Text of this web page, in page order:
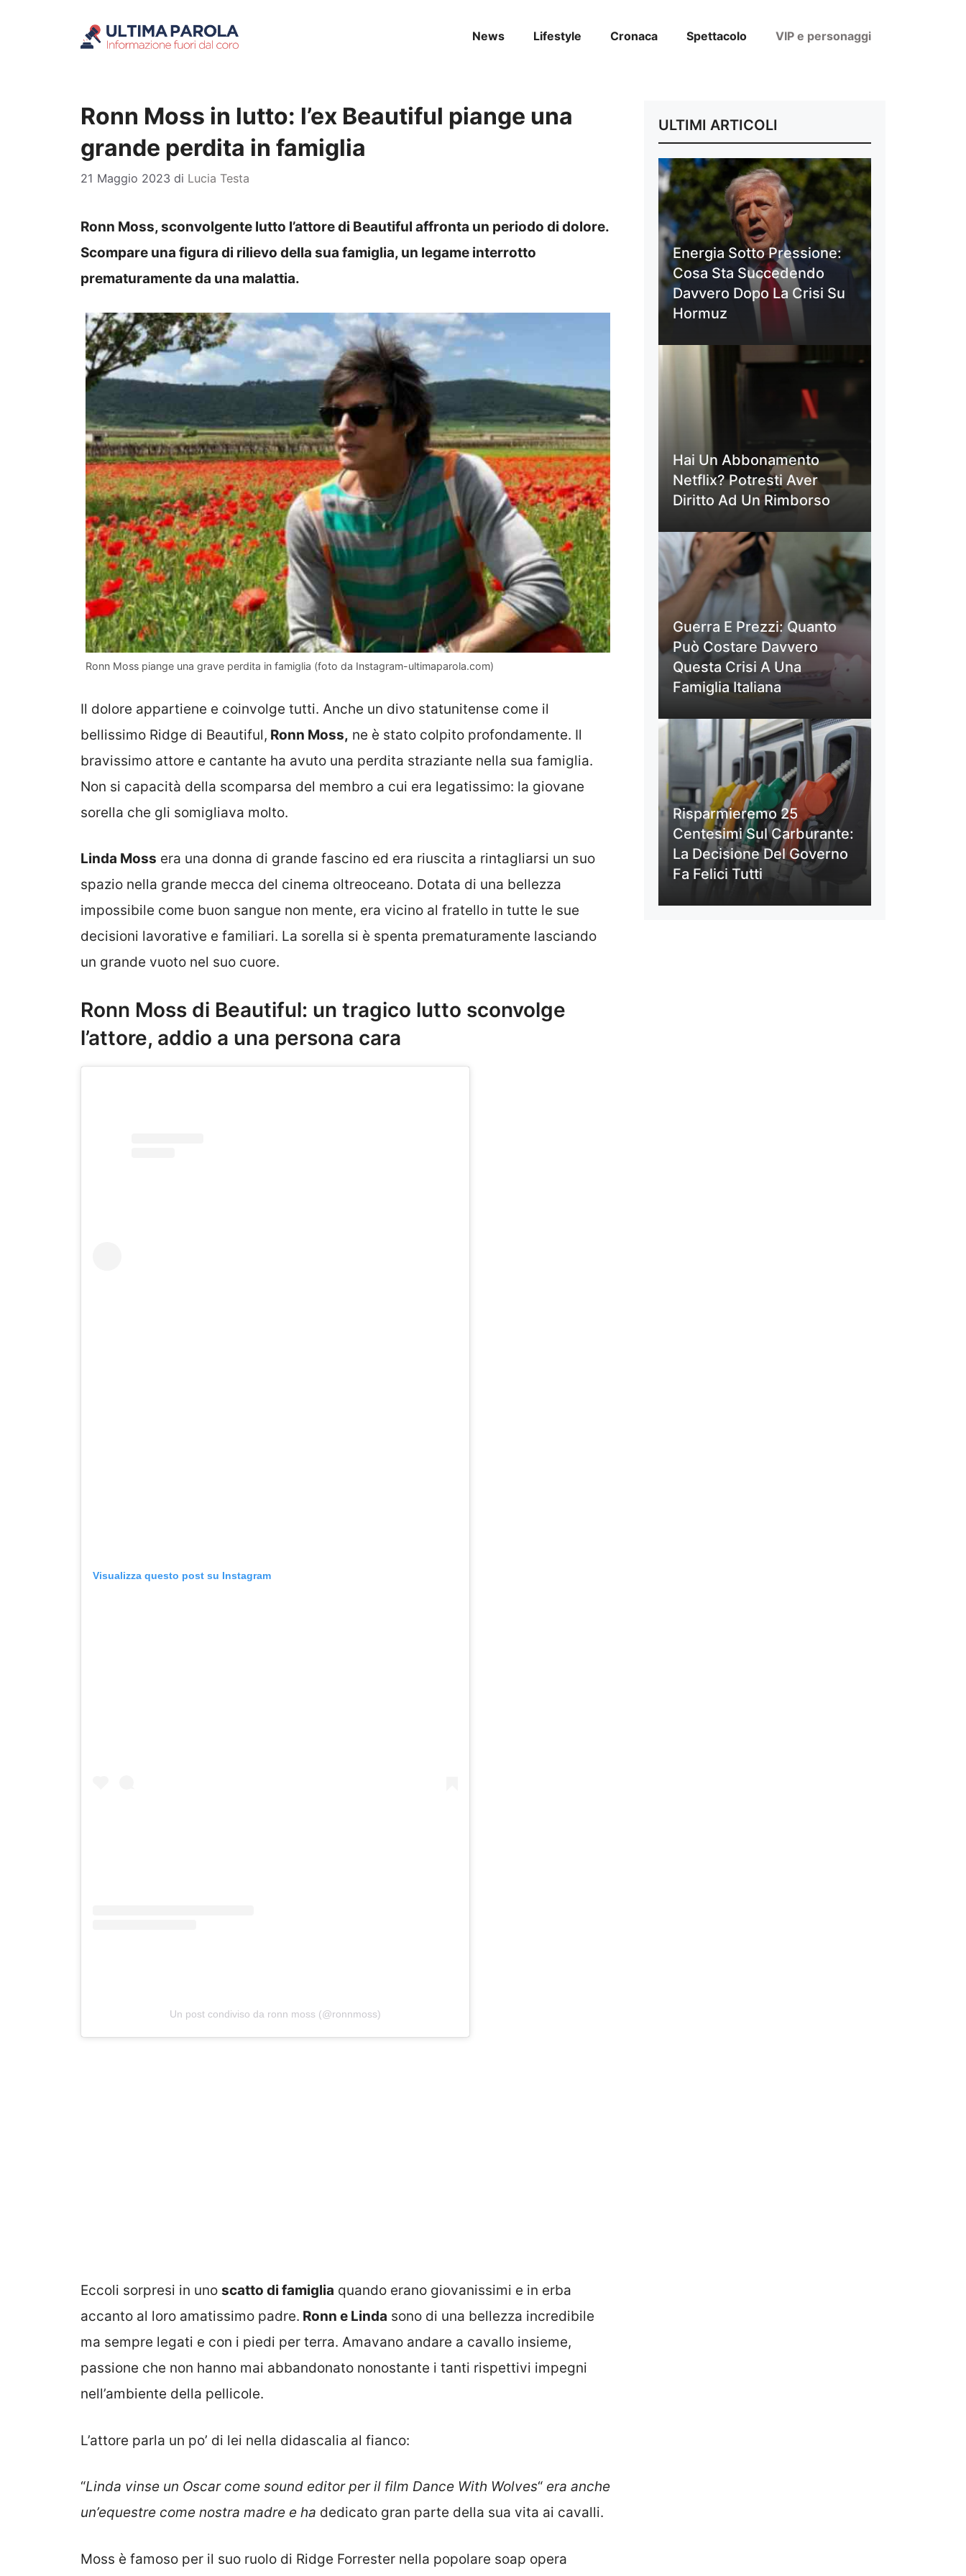
News Lifestyle Cronaca Spettacolo VIP e personaggi
Ronn Moss in lutto: l’ex Beautiful piange una
grande perdita in famiglia
21 Maggio 2023 di Lucia Testa
Ronn Moss, sconvolgente lutto l’attore di Beautiful affronta un periodo di dolore.
Scompare una figura di rilievo della sua famiglia, un legame interrotto
prematuramente da una malattia.
Ronn Moss piange una grave perdita in famiglia (foto da Instagram-ultimaparola.com)
Il dolore appartiene e coinvolge tutti. Anche un divo statunitense come il
bellissimo Ridge di Beautiful, Ronn Moss, ne è stato colpito profondamente. Il
bravissimo attore e cantante ha avuto una perdita straziante nella sua famiglia.
Non si capacità della scomparsa del membro a cui era legatissimo: la giovane
sorella che gli somigliava molto.
Linda Moss era una donna di grande fascino ed era riuscita a rintagliarsi un suo
spazio nella grande mecca del cinema oltreoceano. Dotata di una bellezza
impossibile come buon sangue non mente, era vicino al fratello in tutte le sue
decisioni lavorative e familiari. La sorella si è spenta prematuramente lasciando
un grande vuoto nel suo cuore.
Ronn Moss di Beautiful: un tragico lutto sconvolge
l’attore, addio a una persona cara
Visualizza questo post su Instagram
Un post condiviso da ronn moss (@ronnmoss)
Eccoli sorpresi in uno scatto di famiglia quando erano giovanissimi e in erba
accanto al loro amatissimo padre. Ronn e Linda sono di una bellezza incredibile
ma sempre legati e con i piedi per terra. Amavano andare a cavallo insieme,
passione che non hanno mai abbandonato nonostante i tanti rispettivi impegni
nell’ambiente della pellicole.
L’attore parla un po’ di lei nella didascalia al fianco:
“Linda vinse un Oscar come sound editor per il film Dance With Wolves“ era anche
un’equestre come nostra madre e ha dedicato gran parte della sua vita ai cavalli.
Moss è famoso per il suo ruolo di Ridge Forrester nella popolare soap opera
ULTIMI ARTICOLI
Energia Sotto Pressione:
Cosa Sta Succedendo
Davvero Dopo La Crisi Su
Hormuz
Hai Un Abbonamento
Netflix? Potresti Aver
Diritto Ad Un Rimborso
Guerra E Prezzi: Quanto
Può Costare Davvero
Questa Crisi A Una
Famiglia Italiana
Risparmieremo 25
Centesimi Sul Carburante:
La Decisione Del Governo
Fa Felici Tutti